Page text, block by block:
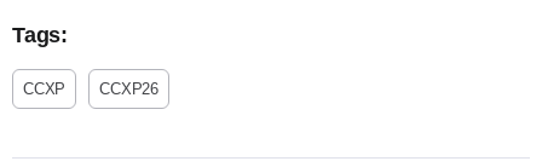
Tags:
CCXP CCXP26